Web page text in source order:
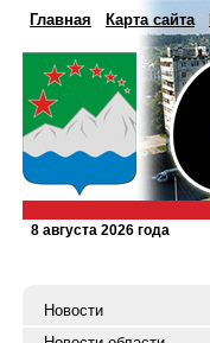
Главная Карта сайта
8 августа 2026 года
Новости